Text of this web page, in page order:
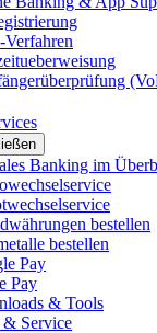
Banking im
bestellen
bestellen
Pay
Pay
& Tools
Service